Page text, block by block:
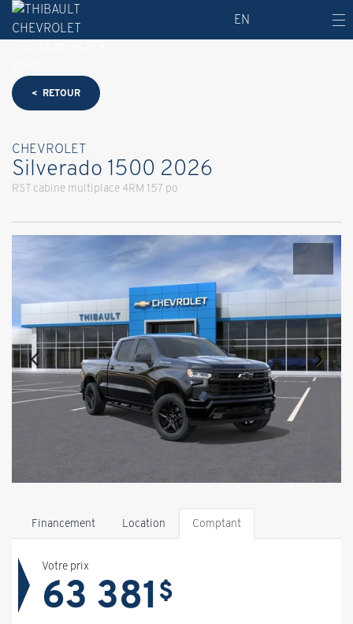
EN
< RETOUR
CHEVROLET
Silverado 1500 2026
RST cabine multiplace 4RM 157 po
Financement Location Comptant
Votre prix
63 381$